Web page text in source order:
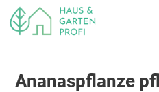
Ananaspflanze